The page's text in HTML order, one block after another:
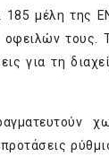
185 μέλη της
τους.
για τη